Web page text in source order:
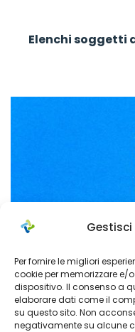
Gestisci
Per fornire le migliori
cookie per memorizzare e/
dispositivo. Il consenso a
elaborare dati come il
su questo sito. Non
negativamente su alcune
Elenchi soggetti